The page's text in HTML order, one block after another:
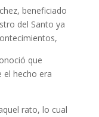
beneficiado
del Santo ya
que
el hecho era
rato, lo cual